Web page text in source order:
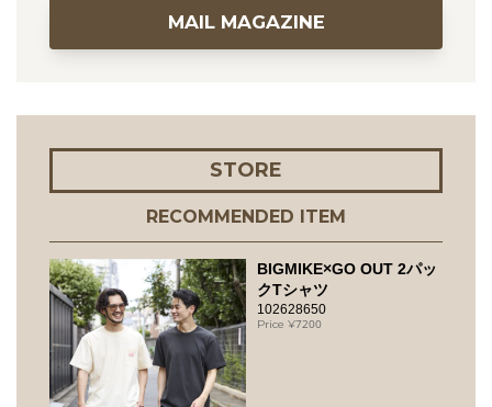
MAIL MAGAZINE
STORE
RECOMMENDED ITEM
BIGMIKE×GO OUT 2パッ
クTシャツ
102628650
7200